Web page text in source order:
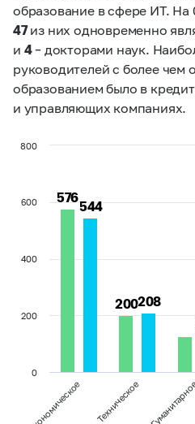
образование в сфере ИТ. На
47из них одновременно
и 4– докторами наук.
руководителей с более
образованием было в
и управляющих компаниях.
576
576
200
200
544
544
208
208
Экономическое Техническое
0
200
400
600
800